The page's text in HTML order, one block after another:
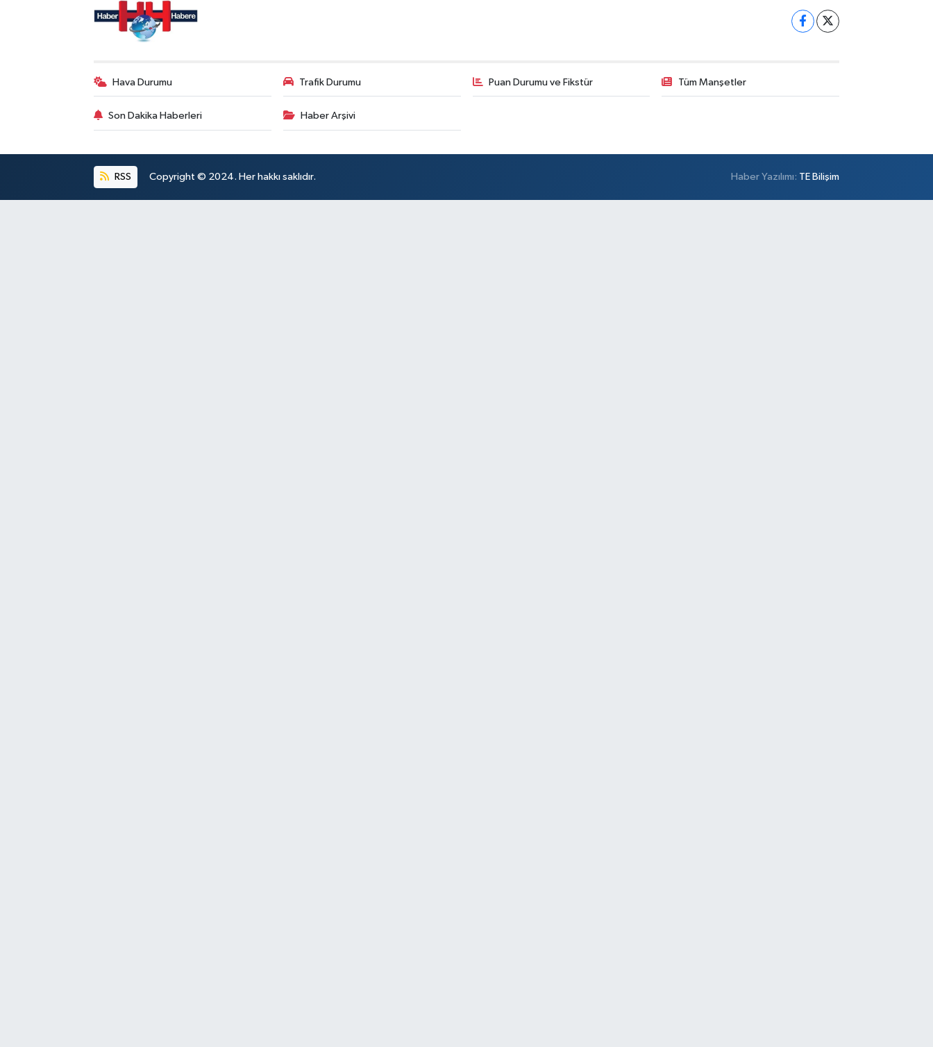
Hava Durumu Trafik Durumu Puan Durumu ve Fikstür Tüm Manşetler
Son Dakika Haberleri Haber Arşivi
RSS Copyright © 2024. Her hakkı saklıdır. Haber Yazılımı: TE Bilişim